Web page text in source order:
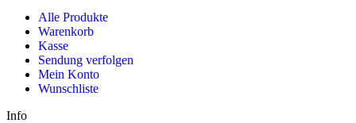
Alle Produkte
Warenkorb
Kasse
Sendung verfolgen
Mein Konto
Wunschliste
Info